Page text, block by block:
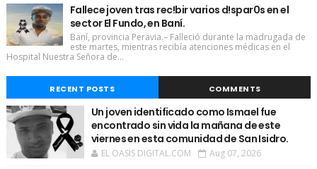
Fallece joven tras rec!bir varios d!spar0s en el
sector El Fundo, en Baní.
Baní, provincia Peravia.– Falleció durante la madrugada de
este martes, mientras recibía atenciones médicas en el
Hospital Nuestra Señora de...
RECENT POSTS COMMENTS
Un joven identificado como Ismael fue
encontrado sin vida la mañana de este
viernes en esta comunidad de San Isidro.
EL OASIS DIGITAL.COM Aug 07, 2026